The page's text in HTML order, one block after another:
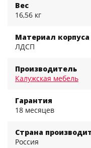
Вес
16,56 кг
Материал корпуса
ЛДСП
Производитель
Калужская мебель
Гарантия
18 месяцев
Страна
Россия